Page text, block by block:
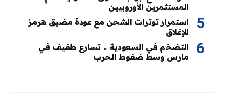
المستثمرين الأوروبيين
استمرار توترات الشحن مع عودة مضيق هرمز
للإغلاق
التضخم في السعودية .. تسارع طفيف في
مارس وسط ضغوط الحرب